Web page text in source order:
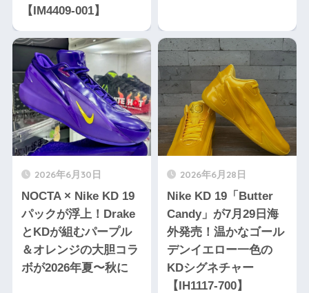
【IM4409-001】
2026年6月30日
NOCTA × Nike KD 19
パックが浮上！Drake
とKDが組むパープル
＆オレンジの大胆コラ
ボが2026年夏〜秋に
2026年6月28日
Nike KD 19「Butter
Candy」が7月29日海
外発売！温かなゴール
デンイエロー一色の
KDシグネチャー
【IH1117-700】